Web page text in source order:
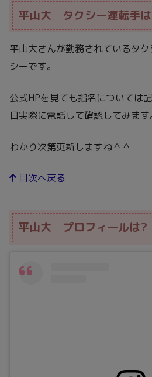
平山大 タクシー運転手
平山大さんが勤務されているタ
シーです。
公式HPを見ても指名については
日実際に電話して確認してみます
わかり次第更新しますね＾＾
目次へ戻る
平山大 プロフィールは?